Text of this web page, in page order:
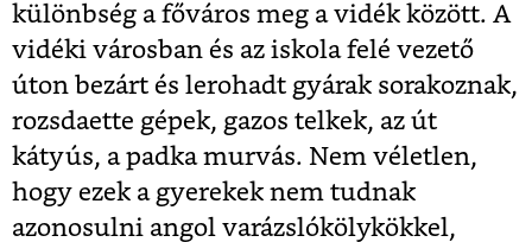
különbség a főváros meg a vidék között. A
vidéki városban és az iskola felé vezető
úton bezárt és lerohadt gyárak sorakoznak,
rozsdaette gépek, gazos telkek, az út
kátyús, a padka murvás. Nem véletlen,
hogy ezek a gyerekek nem tudnak
azonosulni angol varázslókölykökkel,